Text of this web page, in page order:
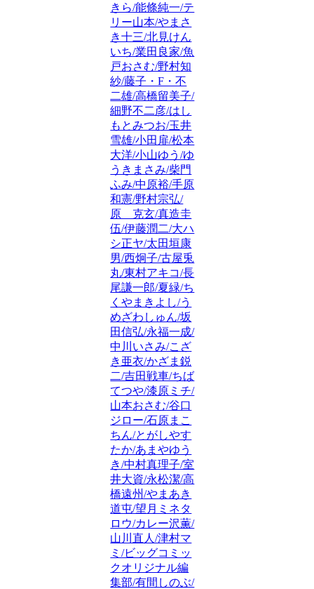
きら/能條純一/テ
リー山本/やまさ
き十三/北見けん
いち/業田良家/魚
戸おさむ/野村知
紗/藤子・F・不
二雄/高橋留美子/
細野不二彦/はし
もとみつお/玉井
雪雄/小田扉/松本
大洋/小山ゆう/ゆ
うきまさみ/柴門
ふみ/中原裕/手原
和憲/野村宗弘/
原 克玄/真造圭
伍/伊藤潤二/大ハ
シ正ヤ/太田垣康
男/西炯子/古屋兎
丸/東村アキコ/長
尾謙一郎/夏緑/ち
くやまきよし/う
めざわしゅん/坂
田信弘/永福一成/
中川いさみ/こざ
き亜衣/かざま鋭
二/吉田戦車/ちば
てつや/漆原ミチ/
山本おさむ/谷口
ジロー/石原まこ
ちん/とがしやす
たか/あまやゆう
き/中村真理子/室
井大資/永松潔/高
橋遠州/やまあき
道屯/望月ミネタ
ロウ/カレー沢薫/
山川直人/津村マ
ミ/ビッグコミッ
クオリジナル編
集部/有間しのぶ/